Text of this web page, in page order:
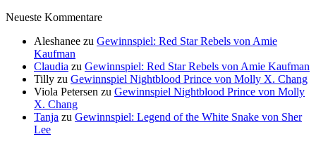
Neueste Kommentare
Aleshanee zu Gewinnspiel: Red Star Rebels von Amie
Kaufman
Claudia zu Gewinnspiel: Red Star Rebels von Amie Kaufman
Tilly zu Gewinnspiel Nightblood Prince von Molly X. Chang
Viola Petersen zu Gewinnspiel Nightblood Prince von Molly
X. Chang
Tanja zu Gewinnspiel: Legend of the White Snake von Sher
Lee